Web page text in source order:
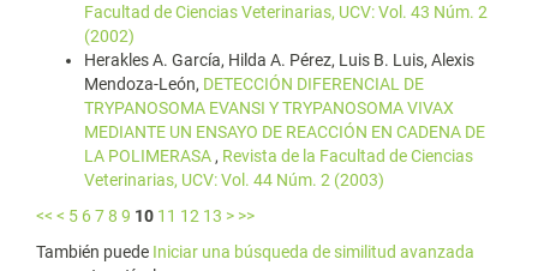
Facultad de Ciencias Veterinarias, UCV: Vol. 43 Núm. 2
(2002)
Herakles A. García, Hilda A. Pérez, Luis B. Luis, Alexis
Mendoza-León, DETECCIÓN DIFERENCIAL DE
TRYPANOSOMA EVANSI Y TRYPANOSOMA VIVAX
MEDIANTE UN ENSAYO DE REACCIÓN EN CADENA DE
LA POLIMERASA , Revista de la Facultad de Ciencias
Veterinarias, UCV: Vol. 44 Núm. 2 (2003)
<< < 5 678 9 10 11 12 13 > >>
También puede Iniciar una búsqueda de similitud avanzada